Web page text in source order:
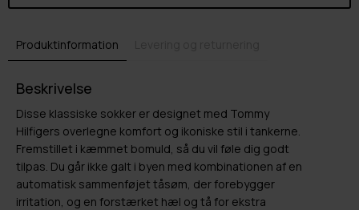
Produktinformation
Beskrivelse
Disse klassiske sokker er designet med Tommy
Hilfigers overlegne komfort og ikoniske stil i tankerne.
Fremstillet i kæmmet bomuld, så du vil føle dig godt
tilpas. Du går ikke galt i byen med kombinationen af en
automatisk sammenføjet tåsøm, der forebygger
irritation, og en forstærket hæl og tå for ekstra